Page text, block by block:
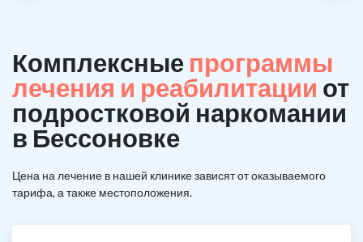
Комплексные программы
лечения и реабилитации от
подростковой наркомании
в Бессоновке
Цена на лечение в нашей клинике зависят от оказываемого
тарифа, а также местоположения.